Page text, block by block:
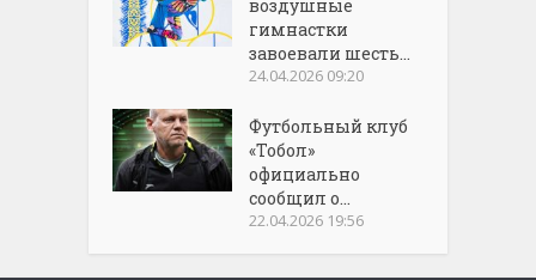
воздушные
гимнастки
завоевали шесть...
24.04.2026 09:20
Футбольный клуб
«Тобол»
официально
сообщил о...
22.04.2026 19:56